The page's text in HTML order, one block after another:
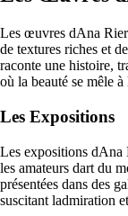
Les œuvres dAna
de textures riches et
raconte une histoire,
où la beauté se mêle
Les Expositions
Les expositions dAna
les amateurs dart du
présentées dans des
suscitant ladmiration